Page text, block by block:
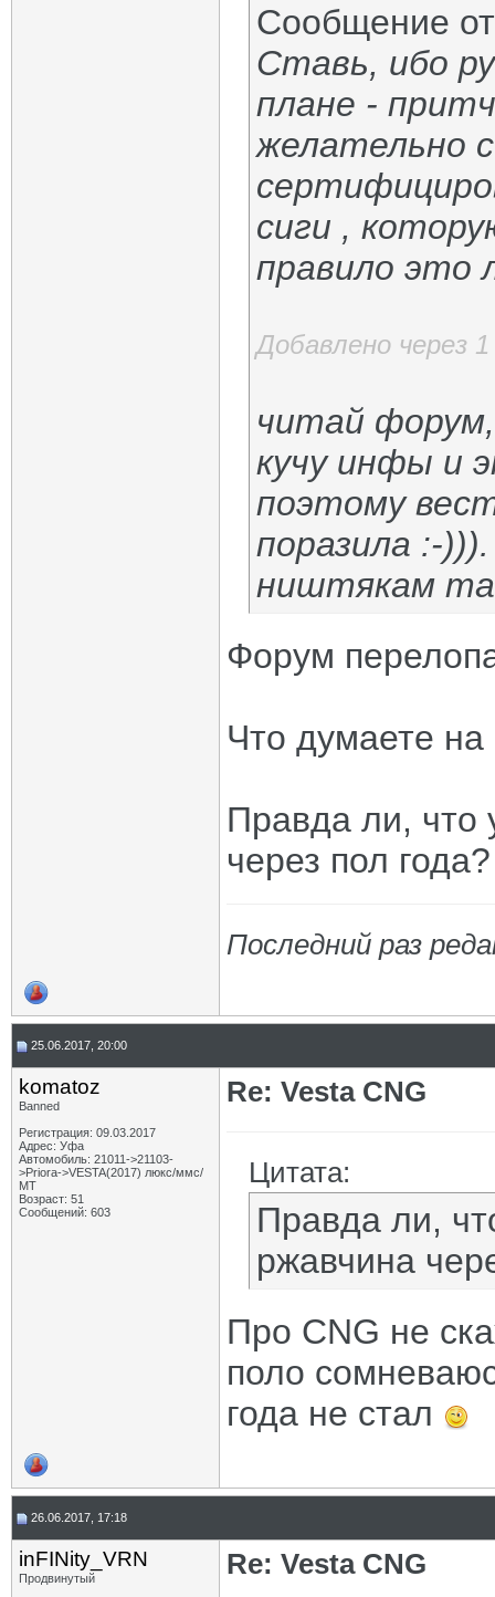
Сообщение
Ставь, ибо
плане -
желательно
сиги ,
правило это
Добавлено через
читай форум,
кучу инфы и
поэтому
поразила :-
ништякам
Форум
Что думаете на
Правда ли, что
через пол года?
Последний раз
25.06.2017, 20:00
komatoz
Banned
Регистрация: 09.03.2017
Адрес: Уфа
Автомобиль: 21011->21103-
>Priora->VESTA(2017) люкс/ммс/
МТ
Возраст: 51
Сообщений: 603
Re: Vesta CNG
Цитата:
Правда ли,
ржавчина
Про CNG не
поло
года не стал
26.06.2017, 17:18
inFINity_VRN
Продвинутый
Re: Vesta CNG